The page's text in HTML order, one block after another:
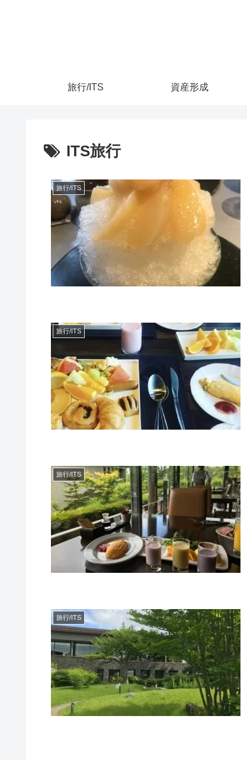
旅行/ITS 資産形成
ITS旅行
旅行/ITS
旅行/ITS
旅行/ITS
旅行/ITS